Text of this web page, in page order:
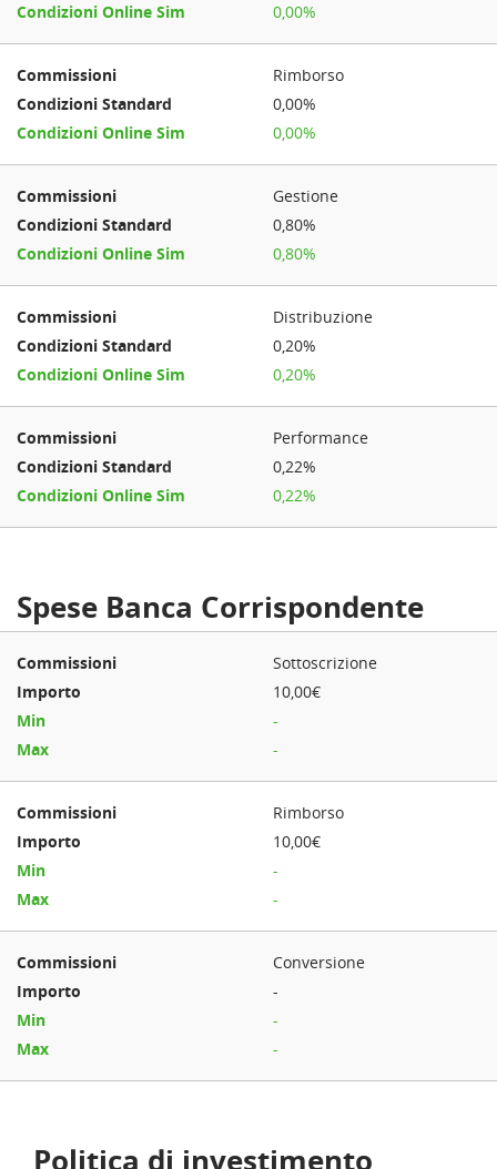
0,00%
Rimborso
0,00%
0,00%
Gestione
0,80%
0,80%
Distribuzione
0,20%
0,20%
Performance
0,22%
0,22%
Spese Banca Corrispondente
Sottoscrizione
10,00€
-
-
Rimborso
10,00€
-
-
Conversione
-
-
-
Politica di investimento